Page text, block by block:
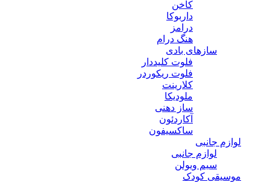
کاخن
داربوکا
درامز
هنگ درام
سازهای بادی
فلوت کلیددار
فلوت ریکوردر
کلارینت
ملودیکا
ساز دهنی
آکاردئون
ساکسیفون
لوازم جانبی
لوازم جانبی
سیم ویولن
موسیقی کودک